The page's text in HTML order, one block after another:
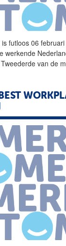
futloos 06
werkende
van de